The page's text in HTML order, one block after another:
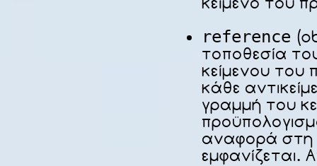
reference
τοποθεσία
κείμενου του
κάθε
γραμμή του
αναφορά στη
εμφανίζεται.